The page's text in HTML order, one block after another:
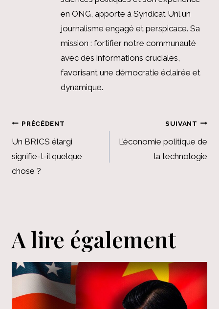
en ONG, apporte à Syndicat Unl un
journalisme engagé et perspicace. Sa
mission : fortifier notre communauté
avec des informations cruciales,
favorisant une démocratie éclairée et
dynamique.
Navigation
de
l’article
PRÉCÉDENT
Un BRICS élargi
signifie-t-il quelque
chose ?
SUIVANT
L’économie politique de
la technologie
A lire également